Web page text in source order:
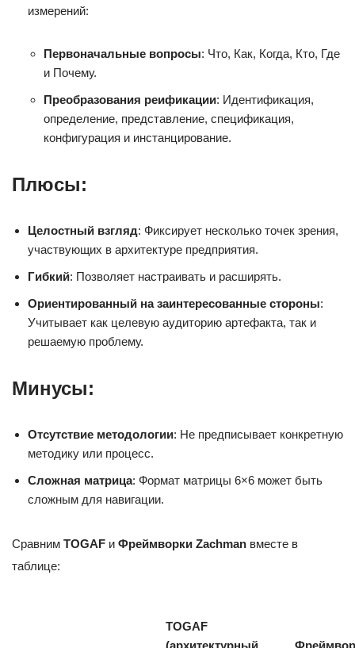
измерений:
Первоначальные вопросы: Что, Как, Когда, Кто, Где
и Почему.
Преобразования реификации: Идентификация,
определение, представление, спецификация,
конфигурация и инстанцирование.
Плюсы:
Целостный взгляд: Фиксирует несколько точек зрения,
участвующих в архитектуре предприятия.
Гибкий: Позволяет настраивать и расширять.
Ориентированный на заинтересованные стороны:
Учитывает как целевую аудиторию артефакта, так и
решаемую проблему.
Минусы:
Отсутствие методологии: Не предписывает конкретную
методику или процесс.
Сложная матрица: Формат матрицы 6×6 может быть
сложным для навигации.
Сравним TOGAF и Фреймворки Zachman вместе в
таблице:
TOGAF